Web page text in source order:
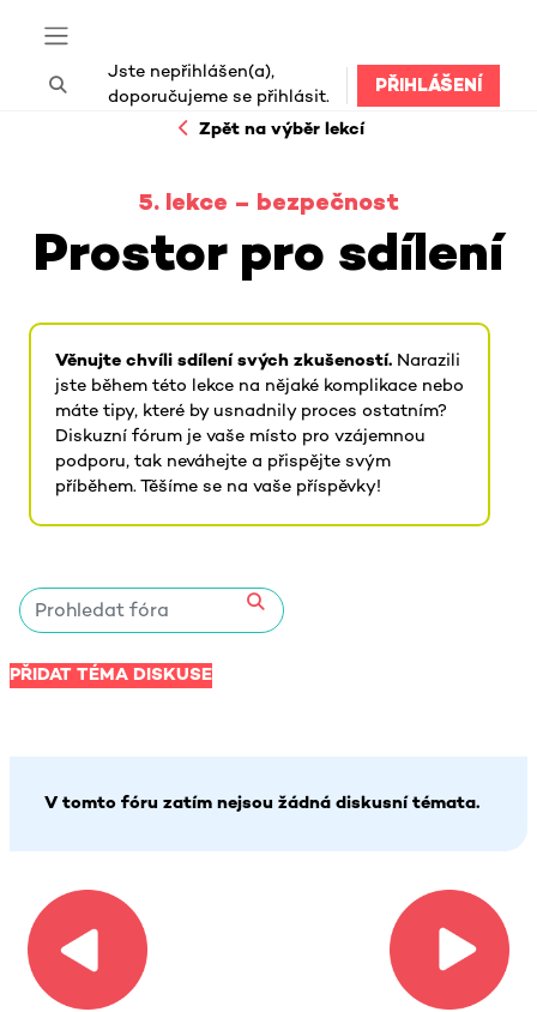
Boční panel
Přepnout vyhledávání
Jste nepřihlášen(a),
doporučujeme se přihlásit.
PŘIHLÁŠENÍ
Zpět na výběr lekcí
5. lekce – bezpečnost
Prostor pro sdílení
Věnujte chvíli sdílení svých zkušeností. Narazili
jste během této lekce na nějaké komplikace nebo
máte tipy, které by usnadnily proces ostatním?
Diskuzní fórum je vaše místo pro vzájemnou
podporu, tak neváhejte a přispějte svým
příběhem. Těšíme se na vaše příspěvky!
Prohledat fóra
Prohledat fóra
PŘIDAT TÉMA DISKUSE
V tomto fóru zatím nejsou žádná diskusní témata.